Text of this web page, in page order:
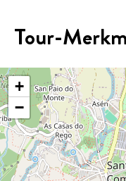
Tour-
+
−